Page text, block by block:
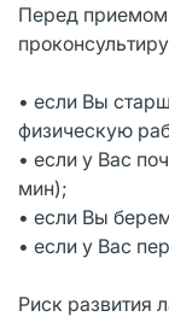
Перед
• если Вы
физическую
• если у Вас
мин);
• если Вы
• если у Вас
Риск развития